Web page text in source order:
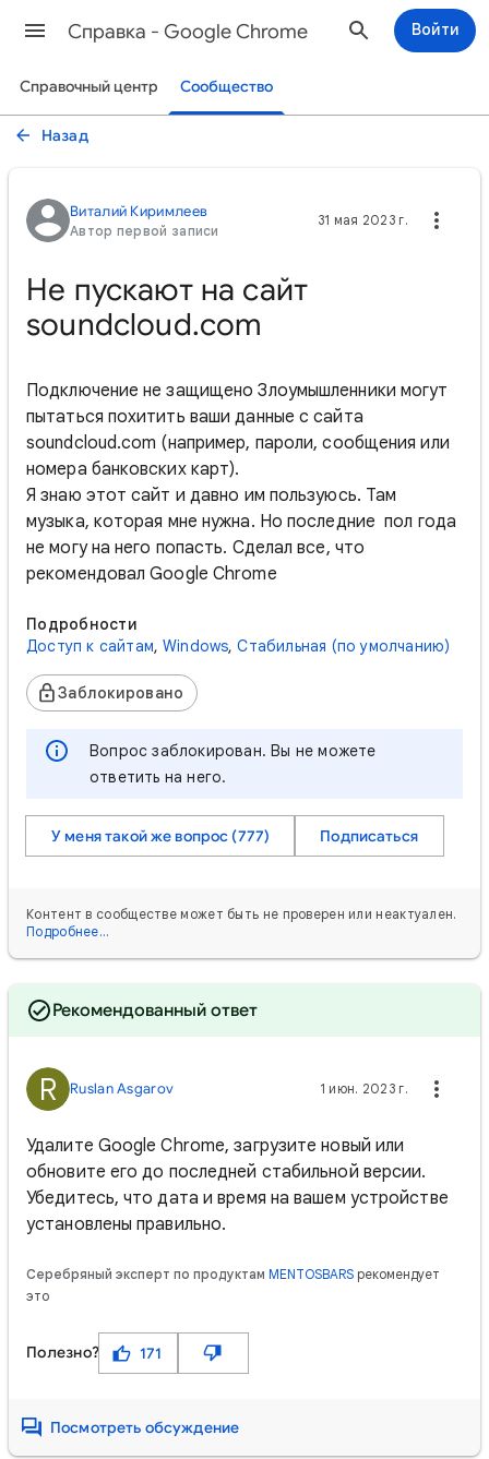
Cправка - Google Chrome Войти
Справочный центр Сообщество
Назад
Виталий Киримлеев
Автор первой записи
31 мая 2023 г.
Не пускают на сайт
soundcloud.com
Подключение не защищено Злоумышленники могут
пытаться похитить ваши данные с сайта
soundcloud.com (например, пароли, сообщения или
номера банковских карт).
Я знаю этот сайт и давно им пользуюсь. Там
музыка, которая мне нужна. Но последние пол года
не могу на него попасть. Сделал все, что
рекомендовал Google Chrome
Подробности
Доступ к сайтам, Windows, Стабильная (по умолчанию)
Заблокировано
Вопрос заблокирован. Вы не можете
ответить на него.
У меня такой же вопрос (777) Подписаться
Контент в сообществе может быть не проверен или неактуален.
Подробнее…
Рекомендованный ответ
R Ruslan Asgarov 1 июн. 2023 г.
Удалите Google Chrome, загрузите новый или
обновите его до последней стабильной версии.
Убедитесь, что дата и время на вашем устройстве
установлены правильно.
Серебряный эксперт по продуктам MENTOSBARS рекомендует
это
Полезно? 171
Посмотреть обсуждение